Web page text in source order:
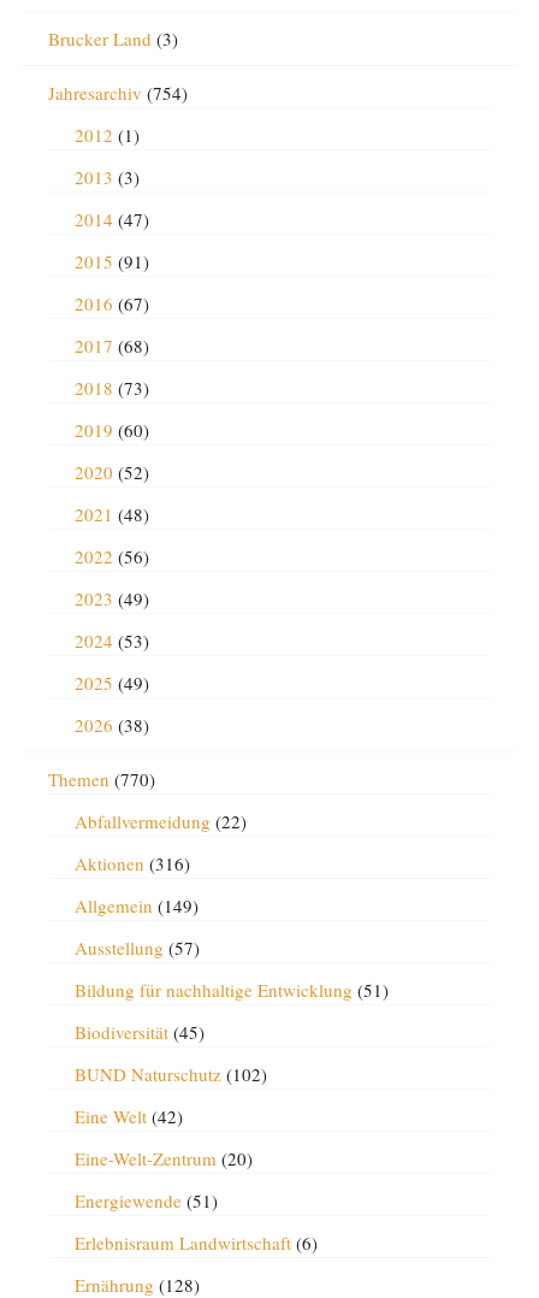
Brucker Land (3)
Jahresarchiv (754)
2012 (1)
2013 (3)
2014 (47)
2015 (91)
2016 (67)
2017 (68)
2018 (73)
2019 (60)
2020 (52)
2021 (48)
2022 (56)
2023 (49)
2024 (53)
2025 (49)
2026 (38)
Themen (770)
Abfallvermeidung (22)
Aktionen (316)
Allgemein (149)
Ausstellung (57)
Bildung für nachhaltige Entwicklung (51)
Biodiversität(45)
BUND Naturschutz(102)
Eine Welt(42)
Eine-Welt-Zentrum (20)
Energiewende(51)
Erlebnisraum Landwirtschaft(6)
Ernährung (128)